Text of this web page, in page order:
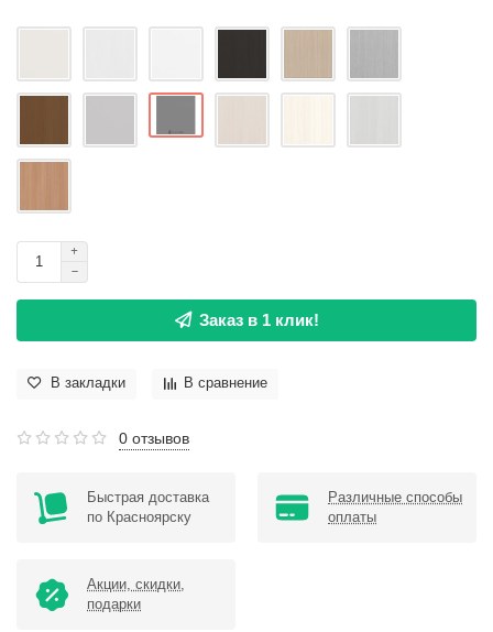
Заказ в 1 клик!
В закладки В сравнение
0 отзывов
Быстрая доставка
по Красноярску
Различные способы
оплаты
Акции, скидки,
подарки